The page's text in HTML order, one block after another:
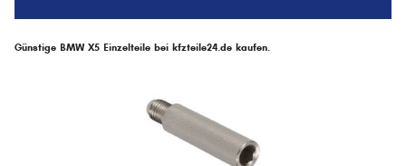
Günstige BMW X5 Einzelteile bei kfzteile24.de kaufen.